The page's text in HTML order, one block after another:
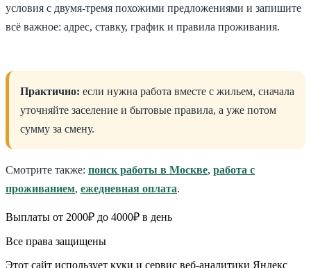
условия с двумя-тремя похожими предложениями и запишите
всё важное: адрес, ставку, график и правила проживания.
Практично: если нужна работа вместе с жильем, сначала
уточняйте заселение и бытовые правила, а уже потом
сумму за смену.
Смотрите также: поиск работы в Москве, работа с
проживанием, ежедневная оплата.
Выплаты от 2000₽ до 4000₽ в день
Все права защищены
Этот сайт использует куки и сервис веб-аналитики Яндекс